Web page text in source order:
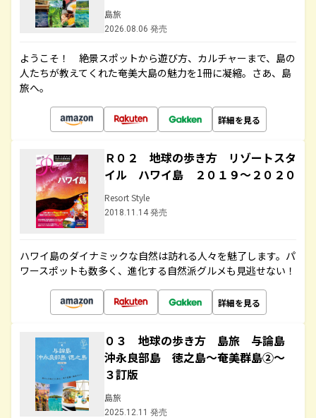
島旅
2026.08.06 発売
ようこそ！ 絶景スポットから遊び方、カルチャーまで、島の
人たちが教えてくれた奄美大島の魅力を1冊に凝縮。さあ、島
旅へ。
詳細を見る
Ｒ０２ 地球の歩き方 リゾートスタ
イル ハワイ島 ２０１９～２０２０
Resort Style
2018.11.14 発売
ハワイ島のダイナミックな自然は訪れる人々を魅了します。パ
ワースポットも数多く、進化する自然派グルメも見逃せない！
詳細を見る
０３ 地球の歩き方 島旅 与論島
沖永良部島 徳之島～奄美群島②～
３訂版
島旅
2025.12.11 発売